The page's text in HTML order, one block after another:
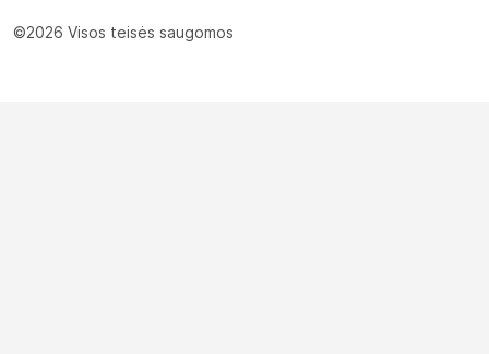
©2026 Visos teisės saugomos